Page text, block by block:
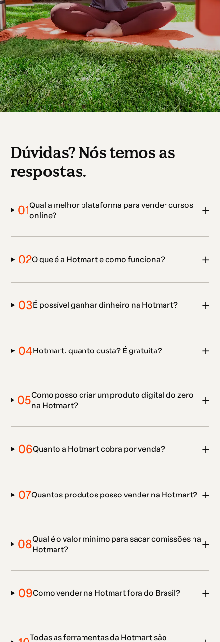
Dúvidas? Nós temos as
respostas.
01Qual a melhor plataforma para vender cursos
online?
02O que é a Hotmart e como funciona?
03É possível ganhar dinheiro na Hotmart?
04Hotmart: quanto custa? É gratuita?
05Como posso criar um produto digital do zero
na Hotmart?
06Quanto a Hotmart cobra por venda?
07Quantos produtos posso vender na Hotmart?
08Qual é o valor mínimo para sacar comissões na
Hotmart?
09Como vender na Hotmart fora do Brasil?
Todas as ferramentas da Hotmart são